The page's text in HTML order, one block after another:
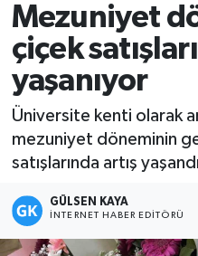
Mezuniyet
çiçek
yaşanıyor
Üniversite kenti olarak
mezuniyet döneminin
satışlarında artış
GÜLSEN KAYA
İNTERNET HABER EDITÖRÜ
Güncel
Haberde insan
Kültür - Sanat
Haber Arşivi